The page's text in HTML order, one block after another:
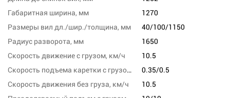
Габаритная ширина, мм
1270
Размеры вил дл./шир./толщина, мм
40/100/1150
Радиус разворота, мм
1650
Скорость движение с грузом, км/ч
10.5
Скорость подъема каретки с грузом/без груза, м/с
0.35/0.5
Скорость движения без груза, км/ч
10.5